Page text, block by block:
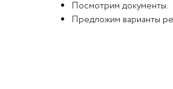
Посмотрим документы.
Предложим варианты